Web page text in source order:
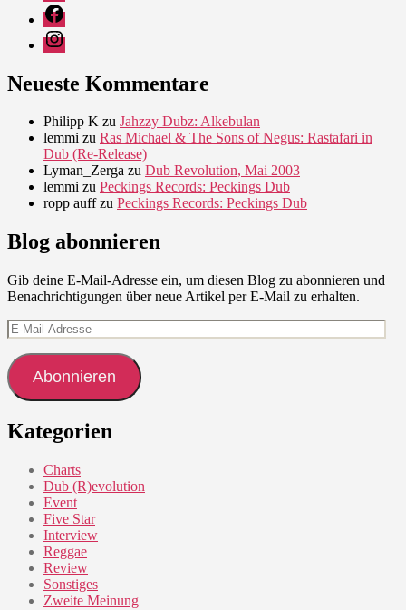
Facebook
Instagram
Neueste Kommentare
Philipp K zu Jahzzy Dubz: Alkebulan
lemmi zu Ras Michael & The Sons of Negus: Rastafari in
Dub (Re-Release)
Lyman_Zerga zu Dub Revolution, Mai 2003
lemmi zu Peckings Records: Peckings Dub
ropp auffzu Peckings Records: Peckings Dub
Blog abonnieren
Gib deine E-Mail-Adresse ein, um diesen Blog zu abonnieren und
Benachrichtigungen über neue Artikel per E-Mail zu erhalten.
E-
Mail-
Adresse
Abonnieren
Kategorien
Charts
Dub (R)evolution
Event
Five Star
Interview
Reggae
Review
Sonstiges
Zweite Meinung